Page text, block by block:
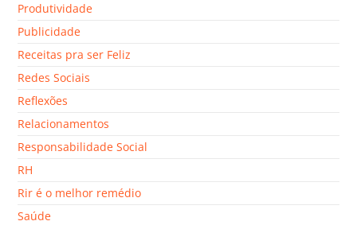
Produtividade
Publicidade
Receitas pra ser Feliz
Redes Sociais
Reflexões
Relacionamentos
Responsabilidade Social
RH
Rir é o melhor remédio
Saúde